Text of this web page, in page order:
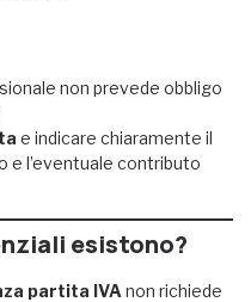
non prevede obbligo
e indicare chiaramente il
e l’eventuale contributo
esistono?
partita IVA non richiede